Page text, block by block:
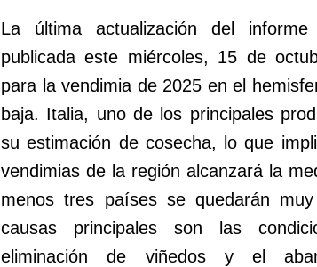
La última actualización del
publicada este miércoles, 15 de
para la vendimia de 2025 en el
baja. Italia, uno de los principales
su estimación de cosecha, lo que
vendimias de la región alcanzará la
menos tres países se quedarán
causas principales son las
eliminación de viñedos y el